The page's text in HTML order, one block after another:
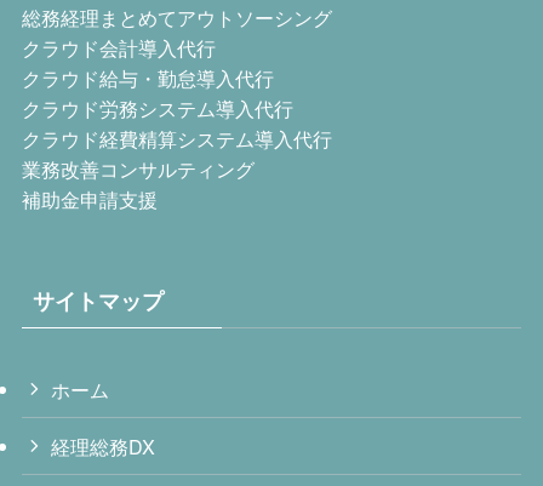
総務経理まとめてアウトソーシング
クラウド会計導入代行
クラウド給与・勤怠導入代行
クラウド労務システム導入代行
クラウド経費精算システム導入代行
業務改善コンサルティング
補助金申請支援
サイトマップ
ホーム
経理総務DX